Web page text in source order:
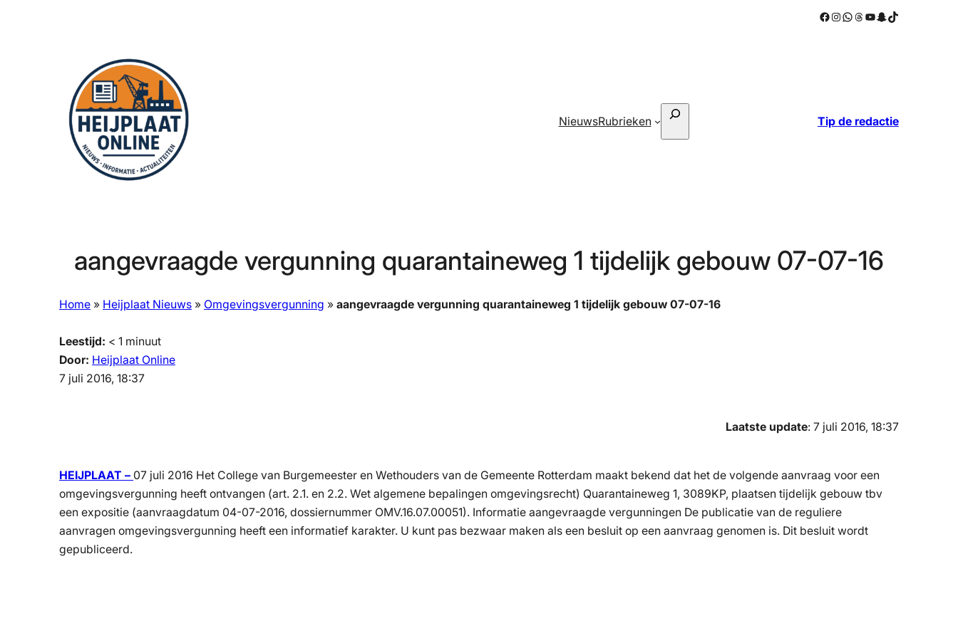
Facebook
Instagram
WhatsApp
Threads
YouTube
Snapchat
TikTok
NieuwsRubrieken
Zoeken
Tip de redactie
aangevraagde vergunning quarantaineweg 1 tijdelijk gebouw 07-07-16
Home » Heijplaat Nieuws » Omgevingsvergunning » aangevraagde vergunning quarantaineweg 1 tijdelijk gebouw 07-07-16
Leestijd: < 1 minuut
Door: Heijplaat Online
7 juli 2016, 18:37
Laatste update: 7 juli 2016, 18:37
HEIJPLAAT – 07 juli 2016 Het College van Burgemeester en Wethouders van de Gemeente Rotterdam maakt bekend dat het de volgende aanvraag voor een
omgevingsvergunning heeft ontvangen (art. 2.1. en 2.2. Wet algemene bepalingen omgevingsrecht) Quarantaineweg 1, 3089KP, plaatsen tijdelijk gebouw tbv
een expositie (aanvraagdatum 04-07-2016, dossiernummer OMV.16.07.00051). Informatie aangevraagde vergunningen De publicatie van de reguliere
aanvragen omgevingsvergunning heeft een informatief karakter. U kunt pas bezwaar maken als een besluit op een aanvraag genomen is. Dit besluit wordt
gepubliceerd.